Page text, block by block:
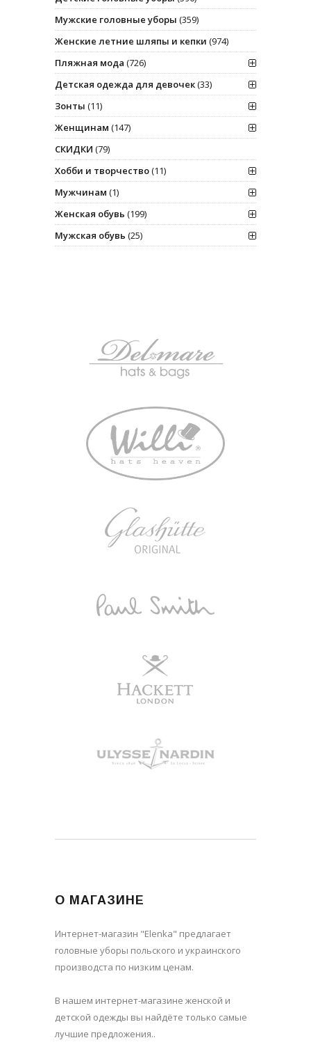
Мужские головные уборы (359)
Женские летние шляпы и кепки (974)
Пляжная мода (726)
Детская одежда для девочек(33)
Зонты (11)
Женщинам (147)
СКИДКИ (79)
Хобби и творчество(11)
Мужчинам (1)
Женская обувь (199)
Мужская обувь (25)
О МАГАЗИНЕ
Интернет-магазин "Elenka" предлагает
головные уборы польского и украинского
производста по низким ценам.
В нашем интернет-магазине женской и
детской одежды вы найдёте только самые
лучшие предложения..